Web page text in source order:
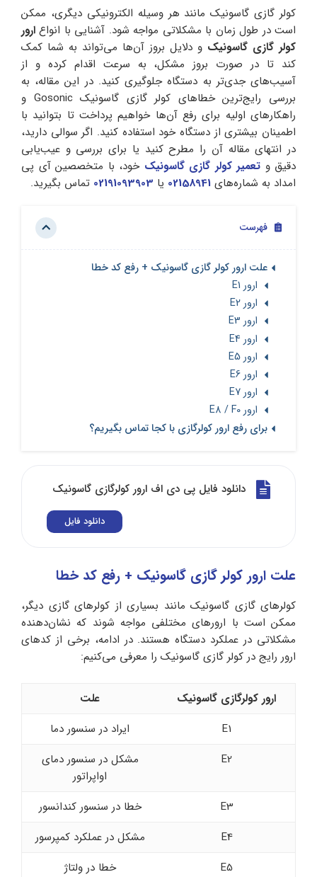
کولر گازی گاسونیک مانند هر وسیله الکترونیکی دیگری، ممکن
است در طول زمان با مشکلاتی مواجه شود. آشنایی با انواعارور
کولر گازی گاسونیک و دلایل بروز آن‌ها می‌تواند به شما کمک
کند تا در صورت بروز مشکل، به سرعت اقدام کرده و از
آسیب‌های جدی‌تر به دستگاه جلوگیری کنید. در این مقاله، به
بررسی رایج‌ترین خطاهای کولر گازی گاسونیک Gosonic و
راهکارهای اولیه برای رفع آن‌ها خواهیم پرداخت تا بتوانید با
اطمینان بیشتری از دستگاه خود استفاده کنید. اگر سوالی دارید،
در انتهای مقاله آن را مطرح کنید یا برای بررسی و عیب‌یابی
دقیق و تعمیر کولر گازی گاسونیک خود، با متخصصین آی پی
امداد به شماره‌های 02158941 یا 02191093903 تماس بگیرید.
فهرست
علت ارور کولر گازی گاسونیک + رفع کد خطا
ارور E1
ارور E2
ارور E3
ارور E4
ارور E5
ارور E6
ارور E7
ارور E8 / F0
برای رفع ارور کولرگازی با کجا تماس بگیریم؟
دانلود فایل پی دی اف ارور کولرگازی گاسونیک
دانلود فایل
علت ارور کولر گازی گاسونیک + رفع کد خطا
کولرهای گازی گاسونیک مانند بسیاری از کولرهای گازی دیگر،
ممکن است با ارورهای مختلفی مواجه شوند که نشان‌دهنده
مشکلاتی در عملکرد دستگاه هستند. در ادامه، برخی از کدهای
ارور رایج در کولر گازی گاسونیک را معرفی می‌کنیم:
ارور کولرگازی گاسونیک
علت
E1
ایراد در سنسور دما
E2
مشکل در سنسور دمای
اواپراتور
E3
خطا در سنسور کندانسور
E4
مشکل در عملکرد کمپرسور
E5
خطا در ولتاژ